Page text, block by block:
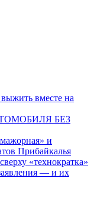
вместе на
БЕЗ
и
Прибайкалья
«технократка»
— и их